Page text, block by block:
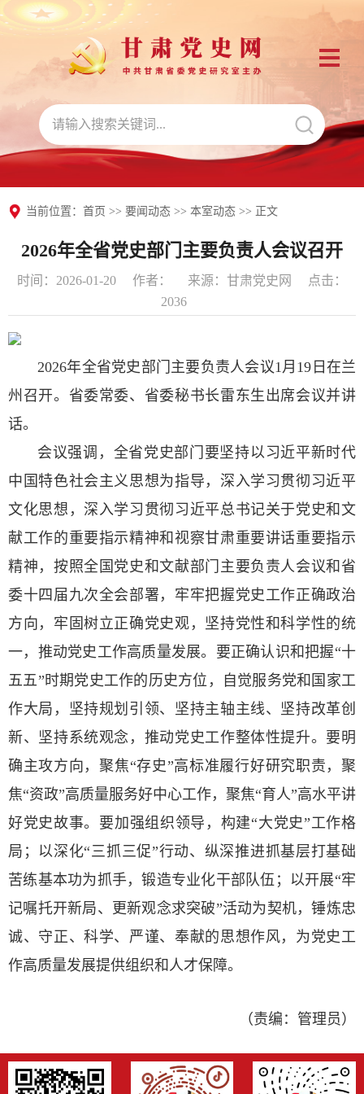
当前位置： 首页 >> 要闻动态 >> 本室动态 >> 正文
2026年全省党史部门主要负责人会议召开
时间：2026-01-20 作者： 来源：甘肃党史网
点击：
2036
2026年全省党史部门主要负责人会议1月19日在兰
州召开。省委常委、省委秘书长雷东生出席会议并讲
话。
会议强调，全省党史部门要坚持以习近平新时代
中国特色社会主义思想为指导，深入学习贯彻习近平
文化思想，深入学习贯彻习近平总书记关于党史和文
献工作的重要指示精神和视察甘肃重要讲话重要指示
精神，按照全国党史和文献部门主要负责人会议和省
委十四届九次全会部署，牢牢把握党史工作正确政治
方向，牢固树立正确党史观，坚持党性和科学性的统
一，推动党史工作高质量发展。要正确认识和把握“十
五五”时期党史工作的历史方位，自觉服务党和国家工
作大局，坚持规划引领、坚持主轴主线、坚持改革创
新、坚持系统观念，推动党史工作整体性提升。要明
确主攻方向，聚焦“存史”高标准履行好研究职责，聚
焦“资政”高质量服务好中心工作，聚焦“育人”高水平讲
好党史故事。要加强组织领导，构建“大党史”工作格
局；以深化“三抓三促”行动、纵深推进抓基层打基础
苦练基本功为抓手，锻造专业化干部队伍；以开展“牢
记嘱托开新局、更新观念求突破”活动为契机，锤炼忠
诚、守正、科学、严谨、奉献的思想作风，为党史工
作高质量发展提供组织和人才保障。
（责编：管理员）